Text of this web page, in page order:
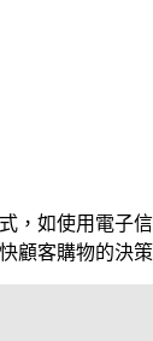
，如使用電子
顧客購物的決策